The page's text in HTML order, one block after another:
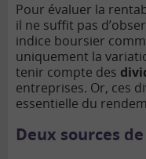
Pour évaluer la
il ne suffit pas
indice boursier
uniquement la
tenir compte des
entreprises. Or, ces
essentielle du
Deux sources